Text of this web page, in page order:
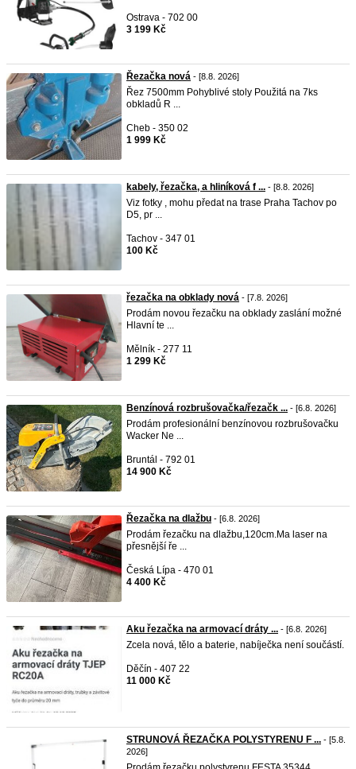
Ostrava - 702 00
3 199 Kč
Řezačka nová - [8.8. 2026]
Řez 7500mm Pohyblivé stoly Použitá na 7ks
obkladů R ...
Cheb - 350 02
1 999 Kč
kabely, řezačka, a hliníková f ... - [8.8. 2026]
Viz fotky , mohu předat na trase Praha Tachov po
D5, pr ...
Tachov - 347 01
100 Kč
řezačka na obklady nová - [7.8. 2026]
Prodám novou řezačku na obklady zaslání možné
Hlavní te ...
Mělník - 277 11
1 299 Kč
Benzínová rozbrušovačka/řezačk ... - [6.8. 2026]
Prodám profesionální benzínovou rozbrušovačku
Wacker Ne ...
Bruntál - 792 01
14 900 Kč
Řezačka na dlažbu - [6.8. 2026]
Prodám řezačku na dlažbu,120cm.Ma laser na
přesnější ře ...
Česká Lípa - 470 01
4 400 Kč
Aku řezačka na armovací dráty ... - [6.8. 2026]
Zcela nová, tělo a baterie, nabíječka není součástí.
Děčín - 407 22
11 000 Kč
STRUNOVÁ ŘEZAČKA POLYSTYRENU F ... - [5.8.
2026]